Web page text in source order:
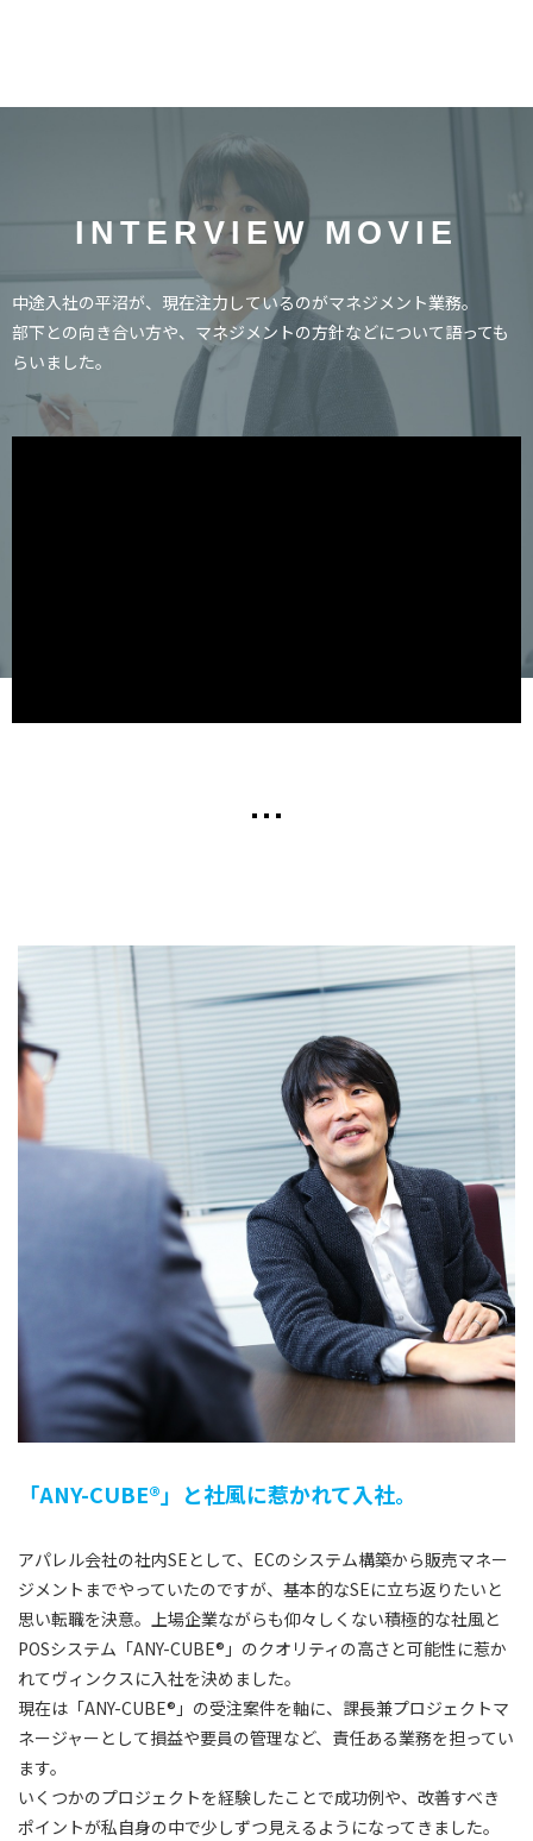
INTERVIEW MOVIE
中途入社の平沼が、現在注力しているのがマネジメント業務。
部下との向き合い方や、マネジメントの方針などについて語っても
らいました。
「ANY-CUBE®」と社風に惹かれて入社。
アパレル会社の社内SEとして、ECのシステム構築から販売マネー
ジメントまでやっていたのですが、基本的なSEに立ち返りたいと
思い転職を決意。上場企業ながらも仰々しくない積極的な社風と
POSシステム「ANY-CUBE®」のクオリティの高さと可能性に惹か
れてヴィンクスに入社を決めました。
現在は「ANY-CUBE®」の受注案件を軸に、課長兼プロジェクトマ
ネージャーとして損益や要員の管理など、責任ある業務を担ってい
ます。
いくつかのプロジェクトを経験したことで成功例や、改善すべき
ポイントが私自身の中で少しずつ見えるようになってきました。